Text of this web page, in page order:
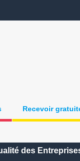
Recevoir
des